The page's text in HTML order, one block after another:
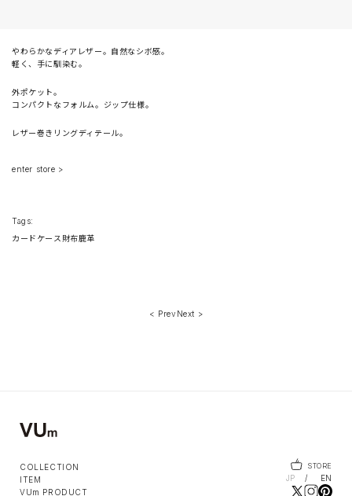
やわらかなディアレザー。自然なシボ感。
軽く、手に馴染む。
外ポケット。
コンパクトなフォルム。ジップ仕様。
レザー巻きリングディテール。
enter store >
Tags:
カードケース 財布鹿革
< Prev Next >
COLLECTION
ITEM
VUm PRODUCT
STORE
JP EN